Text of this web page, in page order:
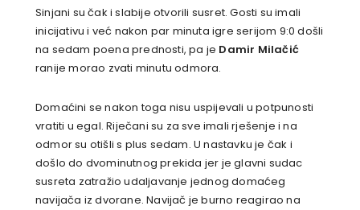
Sinjani su čak i slabije otvorili susret. Gosti su imali
inicijativu i već nakon par minuta igre serijom 9:0 došli
na sedam poena prednosti, pa je Damir Milačić
ranije morao zvati minutu odmora.
Domaćini se nakon toga nisu uspijevali u potpunosti
vratiti u egal. Riječani su za sve imali rješenje i na
odmor su otišli s plus sedam. U nastavku je čak i
došlo do dvominutnog prekida jer je glavni sudac
susreta zatražio udaljavanje jednog domaćeg
navijača iz dvorane. Navijač je burno reagirao na